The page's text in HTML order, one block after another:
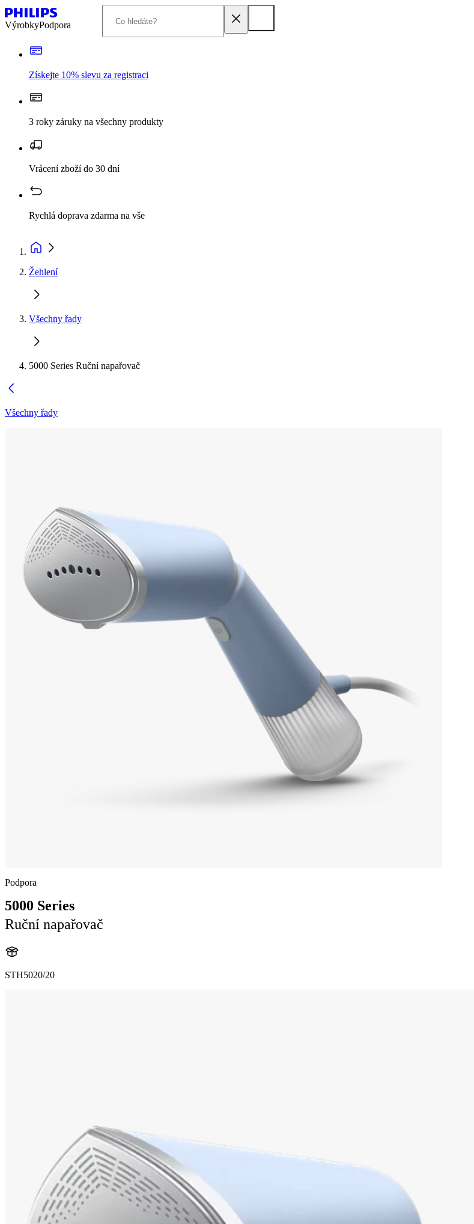
VýrobkyPodpora
Získejte 10% slevu za registraci
3 roky záruky na všechny produkty
Vrácení zboží do 30 dní
Rychlá doprava zdarma na vše
Žehlení
Všechny řady
5000 Series Ruční napařovač
Všechny řady
Podpora
5000 Series
Ruční napařovač
STH5020/20